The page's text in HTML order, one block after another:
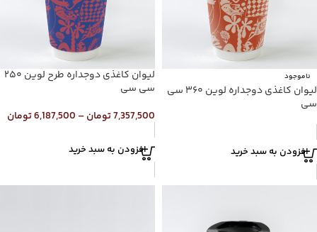
ناموجود
لیوان کاغذی دوجداره لوین ۳۶۰ سی
سی
افزودن به سبد خرید
لیوان کاغذی دوجداره طرح لوین ۲۵۰
سی سی
7,357,500تومان –
6,187,500تومان
افزودن به سبد خرید